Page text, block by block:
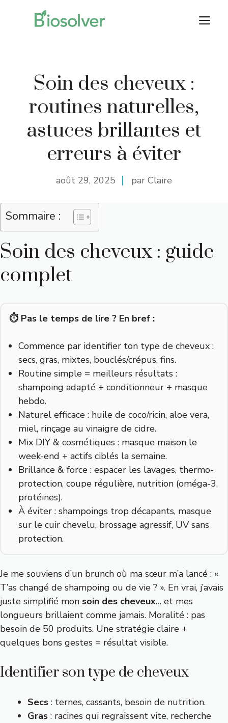
Soin des cheveux :
routines naturelles,
astuces brillantes et
erreurs à éviter
août 29, 2025 par Claire
Sommaire :
Soin des cheveux : guide
complet
⏱️ Pas le temps de lire ? En bref :
Commence par identifier ton type de cheveux :
secs, gras, mixtes, bouclés/crépus, fins.
Routine simple = meilleurs résultats :
shampoing adapté + conditionneur + masque
hebdo.
Naturel efficace : huile de coco/ricin, aloe vera,
miel, rinçage au vinaigre de cidre.
Mix DIY & cosmétiques : masque maison le
week-end + actifs ciblés la semaine.
Brillance & force : espacer les lavages, thermo-
protection, coupe régulière, nutrition (oméga-3,
protéines).
À éviter : shampoings trop décapants, masque
sur le cuir chevelu, brossage agressif, UV sans
protection.
Je me souviens d’un brunch où ma sœur m’a lancé : «
T’as changé de shampoing ou de vie ? ». En vrai, j’avais
juste simplifié mon soin des cheveux… et mes
longueurs brillaient comme jamais. Moralité : pas
besoin de 50 produits. Une stratégie claire +
quelques bons gestes = résultat visible.
Identifier son type de cheveux
Secs : ternes, cassants, besoin de nutrition.
Gras : racines qui regraissent vite, recherche